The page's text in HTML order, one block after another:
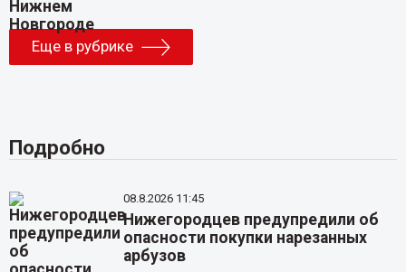
Еще в рубрике
Подробно
08.8.2026 11:45
Нижегородцев предупредили об
опасности покупки нарезанных
арбузов